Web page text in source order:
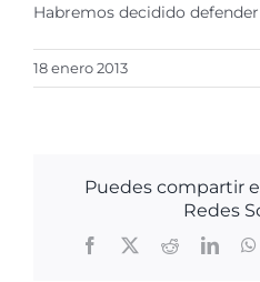
Habremos decidido
18 enero 2013
Puedes compartir
Redes
Facebook
X Reddit